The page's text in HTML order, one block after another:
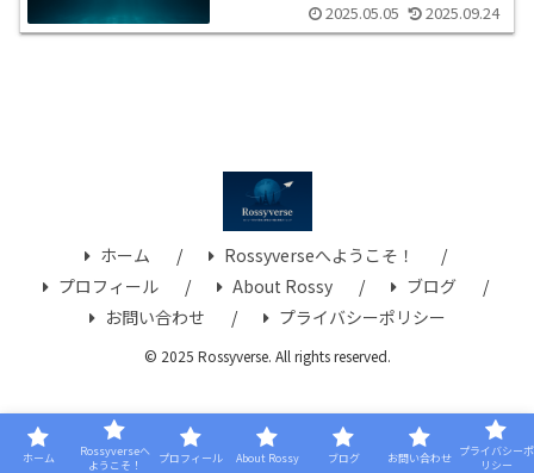
2025.05.05 2025.09.24
ホーム
Rossyverseへようこそ！
プロフィール
About Rossy
ブログ
お問い合わせ
プライバシーポリシー
© 2025 Rossyverse. All rights reserved.
ホーム
Rossyverseへ
ようこそ！
プロフィール About Rossy ブログ お問い合わせ プライバシーポ
リシー